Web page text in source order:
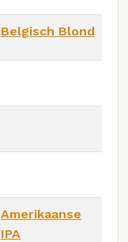
Belgisch Blond
Amerikaanse
IPA